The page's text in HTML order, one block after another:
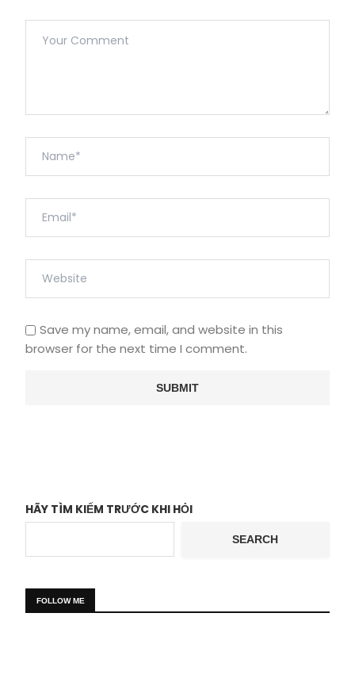
Save my name, email, and website in this
browser for the next time I comment.
HÃY TÌM KIẾM TRƯỚC KHI HỎI
SEARCH
FOLLOW ME